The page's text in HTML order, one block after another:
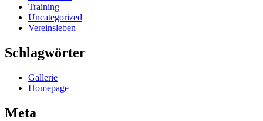
Training
Uncategorized
Vereinsleben
Schlagwörter
Gallerie
Homepage
Meta